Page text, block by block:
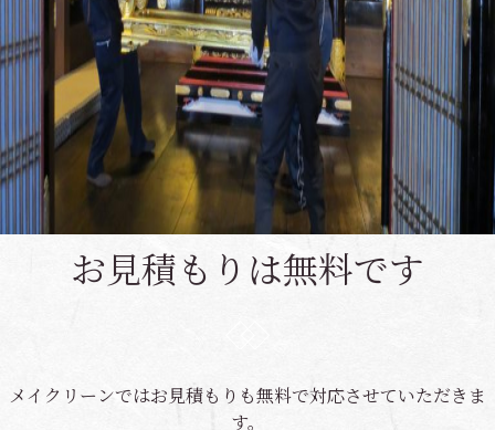
お見積もりは無料です
メイクリーンではお見積もりも無料で対応させていただきま
す。